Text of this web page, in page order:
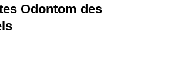
Odontom des